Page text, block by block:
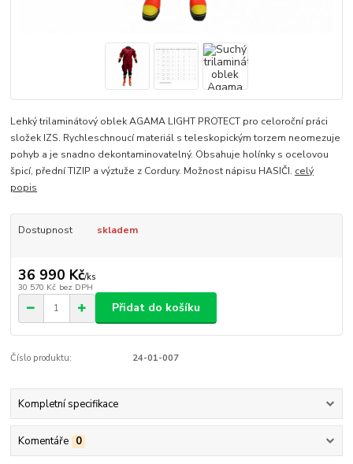
Lehký trilaminátový oblek AGAMA LIGHT PROTECT pro celoroční práci
složek IZS. Rychleschnoucí materiál s teleskopickým torzem neomezuje
pohyb a je snadno dekontaminovatelný. Obsahuje holínky s ocelovou
špicí, přední TIZIP a výztuže z Cordury. Možnost nápisu HASIČI. celý
popis
Dostupnost skladem
36 990 Kč/ks
30 570 Kč bez DPH
Přidat do košíku
Číslo produktu: 24-01-007
Kompletní specifikace
Komentáře 0